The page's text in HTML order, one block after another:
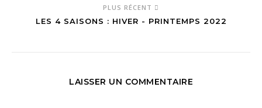
PLUS RÉCENT
LES 4 SAISONS : HIVER - PRINTEMPS 2022
LAISSER UN COMMENTAIRE